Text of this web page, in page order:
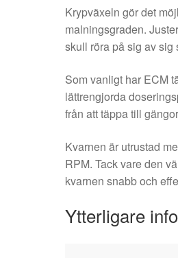
Krypväxeln gör det
malningsgraden.
skull röra på sig av sig
Som vanligt har ECM
lättrengjorda
från att täppa till
Kvarnen är utrustad
RPM. Tack vare den
kvarnen snabb och
Ytterligare